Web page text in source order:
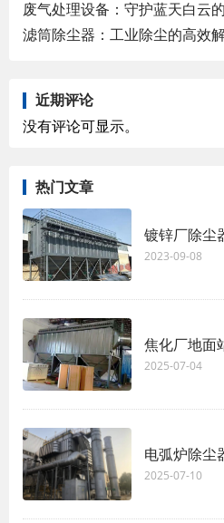
废气处理设备：守护蓝天白云
滤筒除尘器：工业除尘的高效
近期评论
没有评论可显示。
热门文章
镀锌厂除尘
2023-09-08
焦化厂地面
2025-07-04
电弧炉除尘
2025-07-10